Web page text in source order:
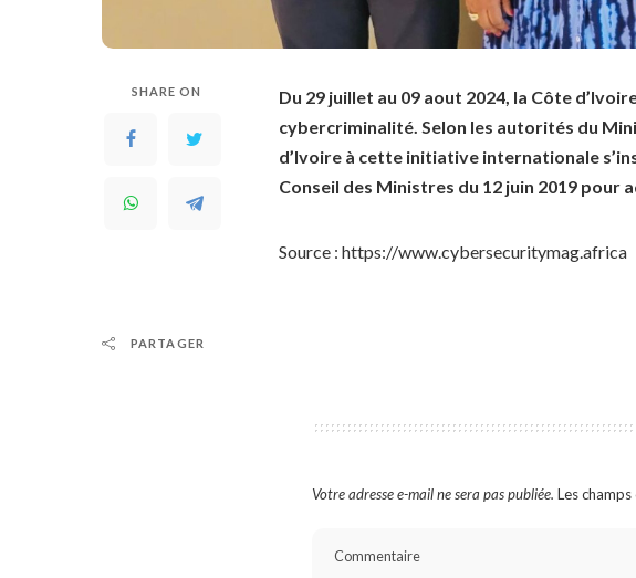
SHARE ON
Du 29 juillet au 09 aout 2024, la Côte
cybercriminalité. Selon les autorités du
d’Ivoire à cette initiative internationale
Conseil des Ministres du 12 juin 2019
Source : https://www.cybersecuritymag.africa
PARTAGER
Votre adresse e-mail ne sera pas publiée. Les